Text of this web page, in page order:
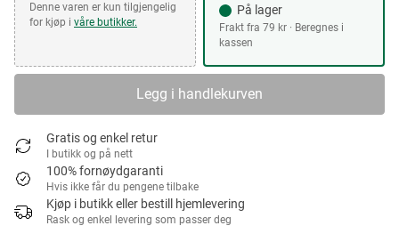
Denne varen er kun tilgjengelig
for kjøp i våre butikker.
På lager
Frakt fra 79 kr · Beregnes i
kassen
Legg i handlekurven
Gratis og enkel retur
I butikk og på nett
100% fornøydgaranti
Hvis ikke får du pengene tilbake
Kjøp i butikk eller bestill hjemlevering
Rask og enkel levering som passer deg